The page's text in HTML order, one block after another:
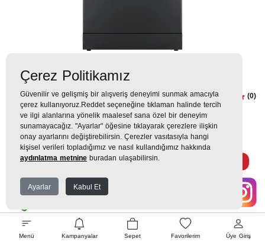
Menü Kampanyalar Sepet Favorilerim Üye Giriş
6444 OK A 4 Programlı Bulaşık
Makinesi
(0)
28.109TL
2.748 TLx 9 Taksit = 24.736 TL Ekstra İndirim %12 =
WHATSAPP SİPARİŞ
Çerez Politikamız
Güvenilir ve gelişmiş bir alışveriş deneyimi sunmak amacıyla
çerez kullanıyoruz.Reddet seçeneğine tıklaman halinde tercih
ve ilgi alanlarına yönelik maalesef sana özel bir deneyim
sunamayacağız. "Ayarlar" öğesine tıklayarak çerezlere ilişkin
onay ayarlarını değiştirebilirsin. Çerezler vasıtasıyla hangi
kişisel verileri topladığımız ve nasıl kullandığımız hakkında
aydınlatma metnine buradan ulaşabilirsin.
Ayarlar Kabul Et